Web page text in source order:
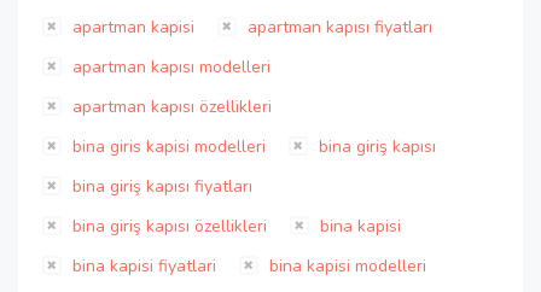
apartman kapisi
apartman kapısı fiyatları
apartman kapısı modelleri
apartman kapısı özellikleri
bina giris kapisi modelleri
bina giriş kapısı
bina giriş kapısı fiyatları
bina giriş kapısı özellikleri
bina kapisi
bina kapisi fiyatlari
bina kapisi modelleri